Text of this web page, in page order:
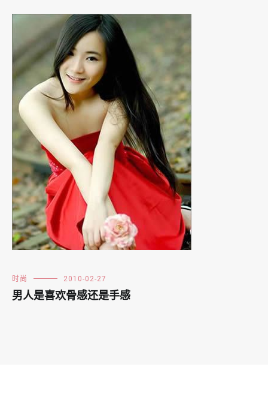
时尚 2010-02-27
男人是喜欢骨感还是手感